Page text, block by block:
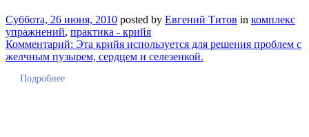
Суббота, 26 июня, 2010 posted by Евгений Титов in комплекс
упражнений, практика - крийя
Комментарий: Эта крийя используется для решения проблем с
желчным пузырем, сердцем и селезенкой.
Подробнее